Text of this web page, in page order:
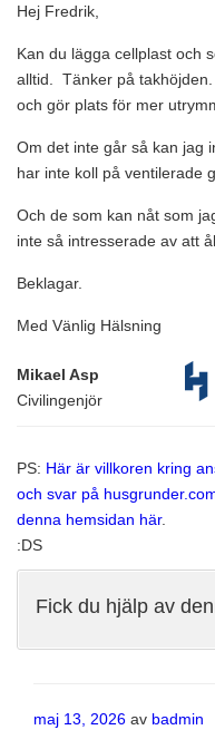
Hej Fredrik,
Kan du lägga cellplast och
alltid. Tänker på
och gör plats för mer
Om det inte går så kan jag
har inte koll på ventilerade
Och de som kan nåt som
inte så intresserade av att
Beklagar.
Med Vänlig Hälsning
Mikael Asp
Civilingenjör
PS: Här är villkoren kring
och svar på
denna hemsidan här.
:DS
Fick du hjälp av
Publicerat
maj 13, 2026 av badmin